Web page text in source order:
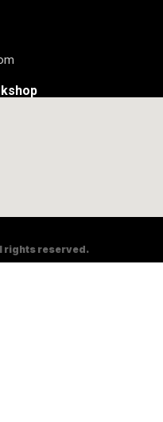
rights reserved.